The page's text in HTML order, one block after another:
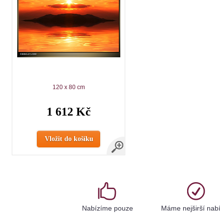
120 x 80 cm
1 612 Kč
Vložit do košíku
Nabízíme pouze
Máme nejširší